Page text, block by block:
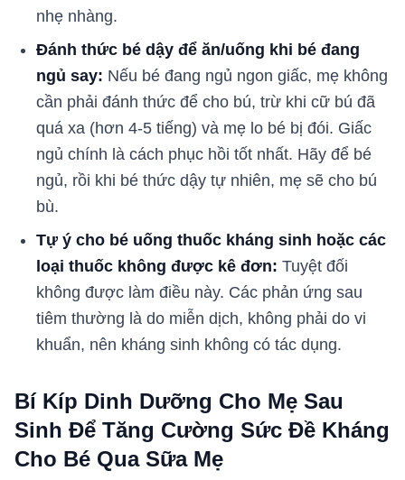
nhẹ nhàng.
Đánh thức bé dậy để ăn/uống khi bé đang
ngủ say: Nếu bé đang ngủ ngon giấc, mẹ không
cần phải đánh thức để cho bú, trừ khi cữ bú đã
quá xa (hơn 4-5 tiếng) và mẹ lo bé bị đói. Giấc
ngủ chính là cách phục hồi tốt nhất. Hãy để bé
ngủ, rồi khi bé thức dậy tự nhiên, mẹ sẽ cho bú
bù.
Tự ý cho bé uống thuốc kháng sinh hoặc các
loại thuốc không được kê đơn: Tuyệt đối
không được làm điều này. Các phản ứng sau
tiêm thường là do miễn dịch, không phải do vi
khuẩn, nên kháng sinh không có tác dụng.
Bí Kíp Dinh Dưỡng Cho Mẹ Sau
Sinh Để Tăng Cường Sức Đề Kháng
Cho Bé Qua Sữa Mẹ